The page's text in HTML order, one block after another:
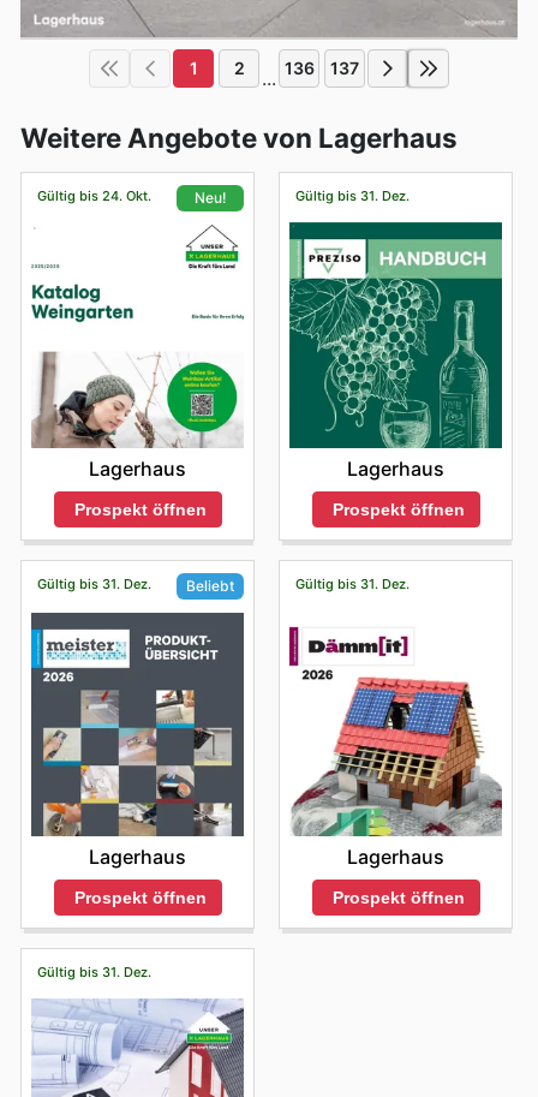
1 2 ... 136 137
Weitere Angebote von Lagerhaus
Gültig bis 24. Okt. Neu!
Lagerhaus
Prospekt öffnen
Gültig bis 31. Dez.
Lagerhaus
Prospekt öffnen
Gültig bis 31. Dez. Beliebt
Lagerhaus
Prospekt öffnen
Gültig bis 31. Dez.
Lagerhaus
Prospekt öffnen
Gültig bis 31. Dez.